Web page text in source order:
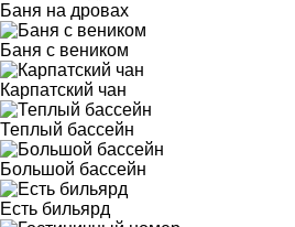
Баня на дровах
Баня с веником
Карпатский чан
Теплый бассейн
Большой бассейн
Есть бильярд